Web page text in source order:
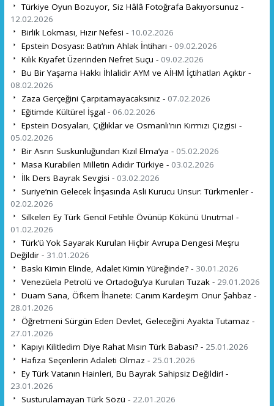
Türkiye Oyun Bozuyor, Siz Hâlâ Fotoğrafa Bakıyorsunuz -
12.02.2026
Birlik Lokması, Hızır Nefesi - 10.02.2026
Epstein Dosyası: Batı’nın Ahlak İntiharı - 09.02.2026
Kılık Kıyafet Üzerinden Nefret Suçu - 09.02.2026
Bu Bir Yaşama Hakkı İhlalidir AYM ve AİHM İçtihatları Açıktır -
08.02.2026
Zaza Gerçeğini Çarpıtamayacaksınız - 07.02.2026
Eğitimde Kültürel İşgal - 06.02.2026
Epstein Dosyaları, Çığlıklar ve Osmanlı’nın Kırmızı Çizgisi -
05.02.2026
Bir Asrın Suskunluğundan Kızıl Elma’ya - 05.02.2026
Masa Kurabilen Milletin Adıdır Türkiye - 03.02.2026
İlk Ders Bayrak Sevgisi - 03.02.2026
Suriye’nin Gelecek İnşasında Asli Kurucu Unsur: Türkmenler -
02.02.2026
Silkelen Ey Türk Genci! Fetihle Övünüp Kökünü Unutma! -
01.02.2026
Türk’ü Yok Sayarak Kurulan Hiçbir Avrupa Dengesi Meşru
Değildir - 31.01.2026
Baskı Kimin Elinde, Adalet Kimin Yüreğinde? - 30.01.2026
Venezüela Petrolü ve Ortadoğu’ya Kurulan Tuzak - 29.01.2026
Duam Sana, Öfkem İhanete: Canım Kardeşim Onur Şahbaz -
28.01.2026
Öğretmeni Sürgün Eden Devlet, Geleceğini Ayakta Tutamaz -
27.01.2026
Kapıyı Kilitledim Diye Rahat Mısın Türk Babası? - 25.01.2026
Hafıza Seçenlerin Adaleti Olmaz - 25.01.2026
Ey Türk Vatanın Hainleri, Bu Bayrak Sahipsiz Değildir! -
23.01.2026
Susturulamayan Türk Sözü - 22.01.2026